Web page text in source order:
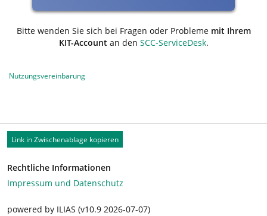
Bitte wenden Sie sich bei Fragen oder Probleme mit Ihrem
KIT-Accountan den SCC-ServiceDesk.
Nutzungsvereinbarung
Link in Zwischenablage kopieren
Rechtliche Informationen
Impressum und Datenschutz
powered by ILIAS (v10.9 2026-07-07)